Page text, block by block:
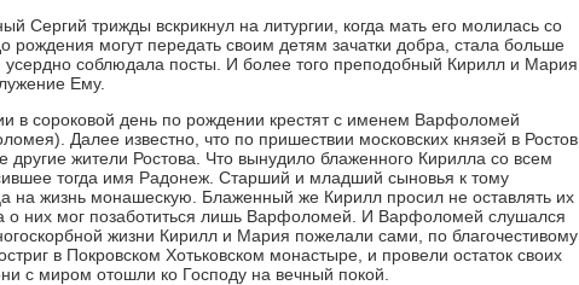
Сергий трижды вскрикнул на литургии, когда мать его молилась со
могут передать своим детям зачатки добра, стала больше
усердно соблюдала посты. И более того преподобный Кирилл и Мария
Ему.
в сороковой день по рождении крестят с именем Варфоломей
Далее известно, что по пришествии московских князей в Ростов
жители Ростова. Что вынудило блаженного Кирилла со всем
тогда имя Радонеж. Старший и младший сыновья к тому
жизнь монашескую. Блаженный же Кирилл просил не оставлять их
о них мог позаботиться лишь Варфоломей. И Варфоломей слушался
жизни Кирилл и Мария пожелали сами, по благочестивому
в Покровском Хотьковском монастыре, и провели остаток своих
с миром отошли ко Господу на вечный покой.